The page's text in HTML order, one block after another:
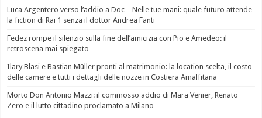
Luca Argentero verso l’addio a Doc – Nelle tue mani: quale futuro attende
la fiction di Rai 1 senza il dottor Andrea Fanti
Fedez rompe il silenzio sulla fine dell’amicizia con Pio e Amedeo: il
retroscena mai spiegato
Ilary Blasi e Bastian Müller pronti al matrimonio: la location scelta, il costo
delle camere e tutti i dettagli delle nozze in Costiera Amalfitana
Morto Don Antonio Mazzi: il commosso addio di Mara Venier, Renato
Zero e il lutto cittadino proclamato a Milano